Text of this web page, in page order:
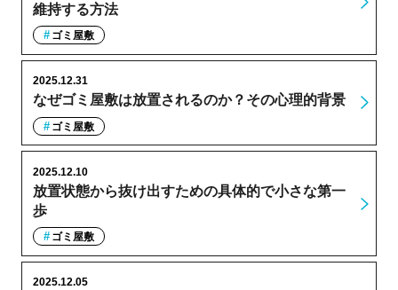
維持する方法
ゴミ屋敷
なぜゴミ屋敷は放置されるのか？その心理的背景
2025.12.31
ゴミ屋敷
放置状態から抜け出すための具体的で小さな第一
歩
2025.12.10
ゴミ屋敷
2025.12.05